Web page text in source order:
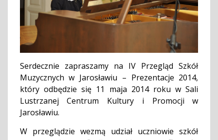
Serdecznie zapraszamy na IV Przegląd Szkół
Muzycznych w Jarosławiu – Prezentacje 2014,
który odbędzie się 11 maja 2014 roku w Sali
Lustrzanej Centrum Kultury i Promocji w
Jarosławiu.
W przeglądzie wezmą udział uczniowie szkół